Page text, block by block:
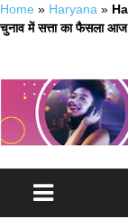
Home » Haryana »
चुनाव में सत्ता का फैसला